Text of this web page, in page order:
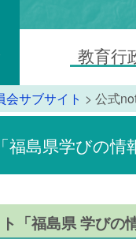
教育行
サブサイト > 公式
島県学びの情
「福島県 学びの